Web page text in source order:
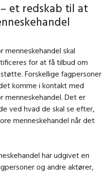
et redskab til at
menneskehandel skal
for at få tilbud om
Forskellige fagpersoner
komme i kontakt med
menneskehandel. Det er
ved hvad de skal se efter,
menneskehandel når det
har udgivet en
og andre aktører,